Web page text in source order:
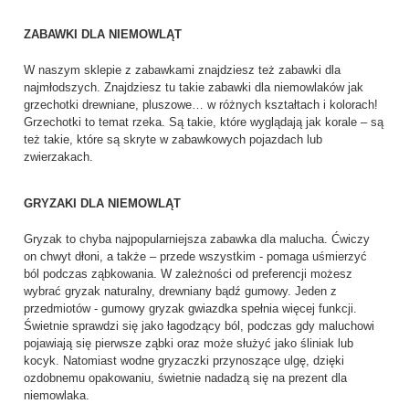
ZABAWKI DLA NIEMOWLĄT
W naszym sklepie z zabawkami znajdziesz też zabawki dla
najmłodszych. Znajdziesz tu takie zabawki dla niemowlaków jak
grzechotki drewniane, pluszowe… w różnych kształtach i kolorach!
Grzechotki to temat rzeka. Są takie, które wyglądają jak korale – są
też takie, które są skryte w zabawkowych pojazdach lub
zwierzakach.
GRYZAKI DLA NIEMOWLĄT
Gryzak to chyba najpopularniejsza zabawka dla malucha. Ćwiczy
on chwyt dłoni, a także – przede wszystkim - pomaga uśmierzyć
ból podczas ząbkowania. W zależności od preferencji możesz
wybrać gryzak naturalny, drewniany bądź gumowy. Jeden z
przedmiotów - gumowy gryzak gwiazdka spełnia więcej funkcji.
Świetnie sprawdzi się jako łagodzący ból, podczas gdy maluchowi
pojawiają się pierwsze ząbki oraz może służyć jako śliniak lub
kocyk. Natomiast wodne gryzaczki przynoszące ulgę, dzięki
ozdobnemu opakowaniu, świetnie nadadzą się na prezent dla
niemowlaka.